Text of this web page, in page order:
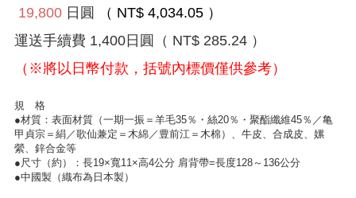
19,800 日圓
（ NT$ 4,034.05 ）
運送手續費 1,400日圓
（ NT$ 285.24 ）
（※將以日幣付款，括號內標價僅供參考）
規 格
●材質：表面材質（一期一振＝羊毛35％・絲20％・聚酯纖維45％／亀
甲貞宗＝絹／歌仙兼定＝木綿／豊前江＝木棉）、牛皮、合成皮、嫘
縈、鋅合金等
●尺寸（約）：長19×寬11×高4公分 肩背帶=長度128～136公分
●中國製（織布為日本製）